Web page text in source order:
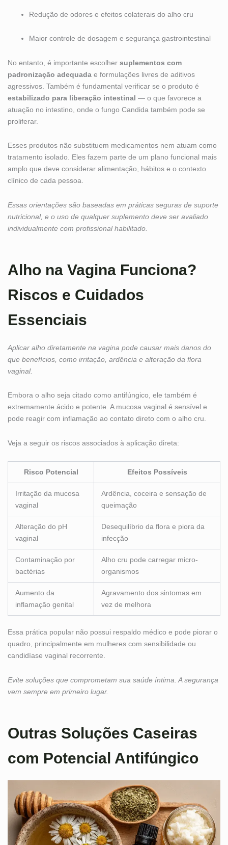
Redução de odores e efeitos colaterais do alho cru
Maior controle de dosagem e segurança gastrointestinal
No entanto, é importante escolher suplementos com
padronização adequada e formulações livres de aditivos
agressivos. Também é fundamental verificar se o produto é
estabilizado para liberação intestinal — o que favorece a
atuação no intestino, onde o fungo Candida também pode se
proliferar.
Esses produtos não substituem medicamentos nem atuam como
tratamento isolado. Eles fazem parte de um plano funcional mais
amplo que deve considerar alimentação, hábitos e o contexto
clínico de cada pessoa.
Essas orientações são baseadas em práticas seguras de suporte
nutricional, e o uso de qualquer suplemento deve ser avaliado
individualmente com profissional habilitado.
Alho na Vagina Funciona?
Riscos e Cuidados
Essenciais
Aplicar alho diretamente na vagina pode causar mais danos do
que benefícios, como irritação, ardência e alteração da flora
vaginal.
Embora o alho seja citado como antifúngico, ele também é
extremamente ácido e potente. A mucosa vaginal é sensível e
pode reagir com inflamação ao contato direto com o alho cru.
Veja a seguir os riscos associados à aplicação direta:
Risco Potencial Efeitos Possíveis
Irritação da mucosa
vaginal
Ardência, coceira e sensação de
queimação
Alteração do pH
vaginal
Desequilíbrio da flora e piora da
infecção
Contaminação por
bactérias
Alho cru pode carregar micro-
organismos
Aumento da
inflamação genital
Agravamento dos sintomas em
vez de melhora
Essa prática popular não possui respaldo médico e pode piorar o
quadro, principalmente em mulheres com sensibilidade ou
candidíase vaginal recorrente.
Evite soluções que comprometam sua saúde íntima. A segurança
vem sempre em primeiro lugar.
Outras Soluções Caseiras
com Potencial Antifúngico